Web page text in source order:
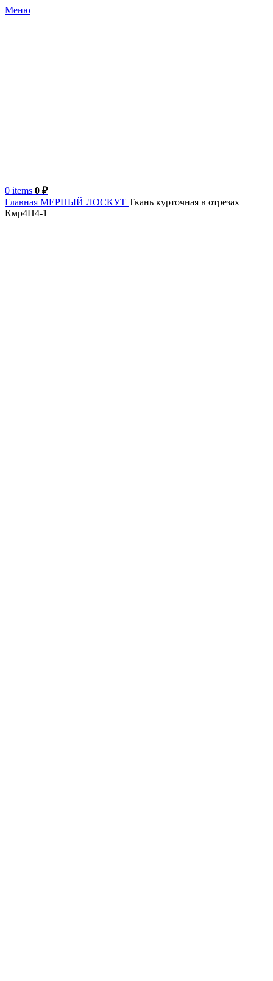
Меню
0 items 0 ₽
Главная МЕРНЫЙ ЛОСКУТ Ткань курточная в отрезах
Кмр4Н4-1